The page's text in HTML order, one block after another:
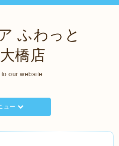
ふわっと
橋店
our website
ュー